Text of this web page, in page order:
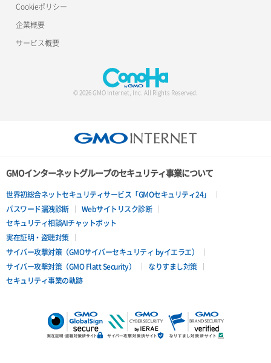
Cookieポリシー
企業概要
サービス概要
© 2026 GMO Internet, Inc. All Rights Reserved.
GMOインターネットグループのセキュリティ事業について
世界初総合ネットセキュリティサービス「GMOセキュリティ24」
パスワード漏洩診断
Webサイトリスク診断
セキュリティ相談AIチャットボット
実在証明・盗聴対策
サイバー攻撃対策（GMOサイバーセキュリティ byイエラエ）
サイバー攻撃対策（GMO Flatt Security）
なりすまし対策
セキュリティ事業の軌跡